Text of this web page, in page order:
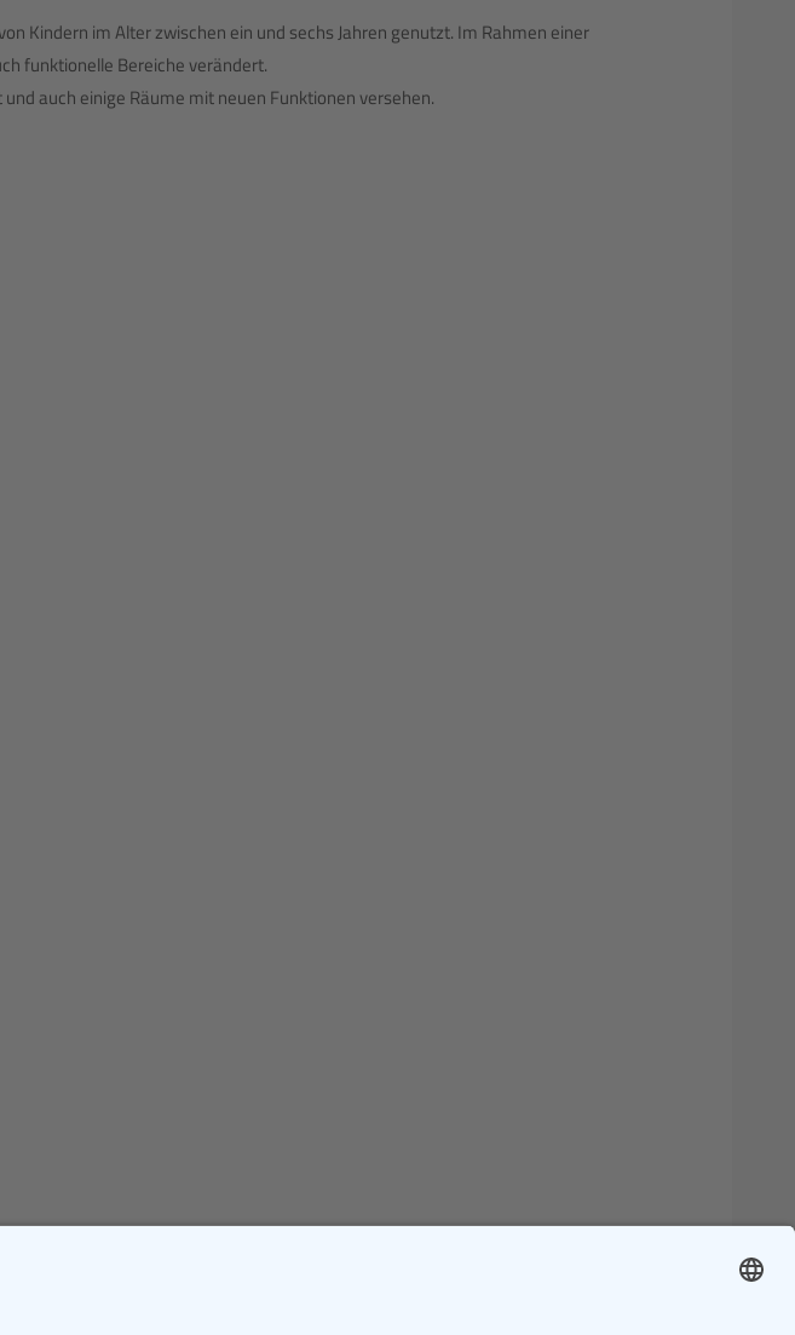
Kindern im Alter zwischen ein und sechs Jahren genutzt. Im Rahmen einer
funktionelle Bereiche verändert.
auch einige Räume mit neuen Funktionen versehen.